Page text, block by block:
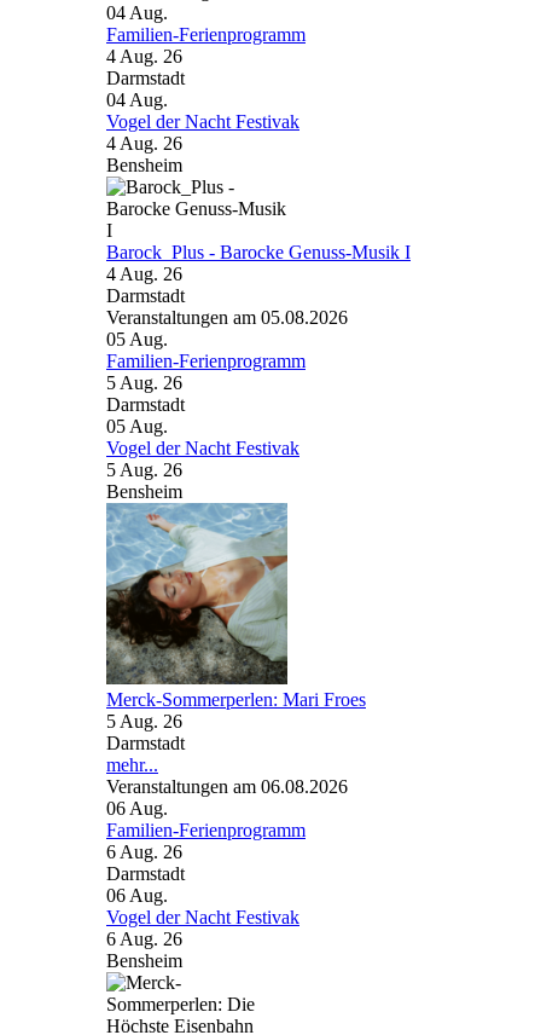
04 Aug.
Familien-Ferienprogramm
4 Aug. 26
Darmstadt
04 Aug.
Vogel der Nacht Festivak
4 Aug. 26
Bensheim
Barock_Plus - Barocke Genuss-Musik I
4 Aug. 26
Darmstadt
Veranstaltungen am 05.08.2026
05 Aug.
Familien-Ferienprogramm
5 Aug. 26
Darmstadt
05 Aug.
Vogel der Nacht Festivak
5 Aug. 26
Bensheim
Merck-Sommerperlen: Mari Froes
5 Aug. 26
Darmstadt
mehr...
Veranstaltungen am 06.08.2026
06 Aug.
Familien-Ferienprogramm
6 Aug. 26
Darmstadt
06 Aug.
Vogel der Nacht Festivak
6 Aug. 26
Bensheim